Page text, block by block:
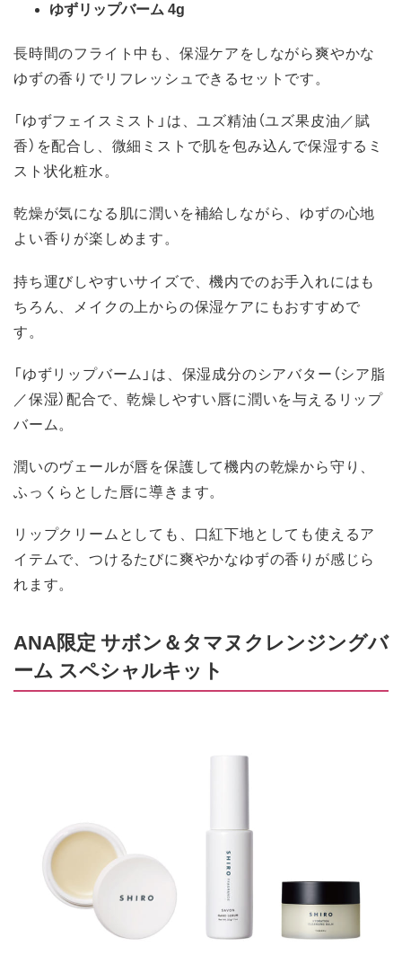
ゆずリップバーム 4g
長時間のフライト中も、保湿ケアをしながら爽やかな
ゆずの香りでリフレッシュできるセットです。
「ゆずフェイスミスト」は、ユズ精油（ユズ果皮油／賦
香）を配合し、微細ミストで肌を包み込んで保湿するミ
スト状化粧水。
乾燥が気になる肌に潤いを補給しながら、ゆずの心地
よい香りが楽しめます。
持ち運びしやすいサイズで、機内でのお手入れにはも
ちろん、メイクの上からの保湿ケアにもおすすめで
す。
「ゆずリップバーム」は、保湿成分のシアバター（シア脂
／保湿）配合で、乾燥しやすい唇に潤いを与えるリップ
バーム。
潤いのヴェールが唇を保護して機内の乾燥から守り、
ふっくらとした唇に導きます。
リップクリームとしても、口紅下地としても使えるア
イテムで、つけるたびに爽やかなゆずの香りが感じら
れます。
ANA限定 サボン＆タマヌクレンジングバ
ーム スペシャルキット